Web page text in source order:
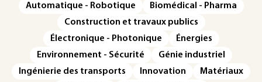
Automatique - Robotique
Biomédical - Pharma
Construction et travaux publics
Électronique - Photonique
Énergies
Environnement - Sécurité
Génie industriel
Ingénierie des transports
Innovation
Matériaux